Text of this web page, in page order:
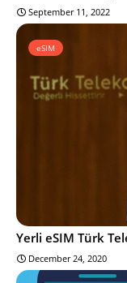
September 11, 2022
eSIM
Yerli eSIM Türk
December 24, 2020